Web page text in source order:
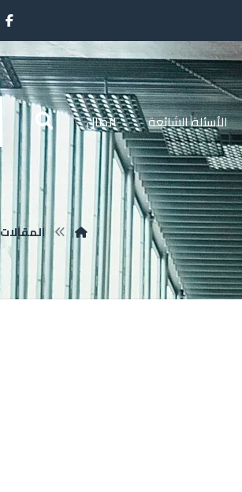
الأسئلة الشائعة اتصال
المقالات